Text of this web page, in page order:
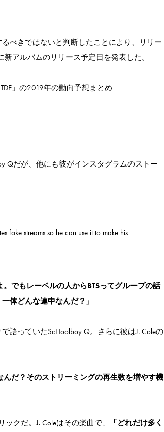
べきではないと判断したことにより、リリー
アルバムのリリース予定日を発表した。
」の2019年の動向予想まとめ
Qだが、他にも彼がインスタグラムのストー
fake streams so he can use it to make his
でもレーベルの人からBTSってグループの話
体どんな連中なんだ？」
語っていたScHoolboy Q。さらに彼はJ. Coleの
だ？そのストリーミングの再生数を増やす機
クだ。J. Coleはその楽曲で、
「どれだけ多く